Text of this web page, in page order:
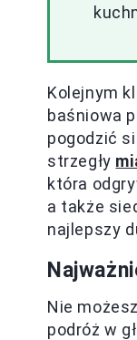
Kolejnym
baśniowa
pogodzić
strzegły
która
a także
najlepszy
Nie
podróż w